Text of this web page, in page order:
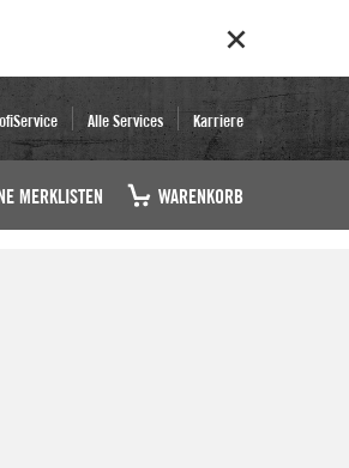
Alle Services Karriere
MERKLISTEN WARENKORB